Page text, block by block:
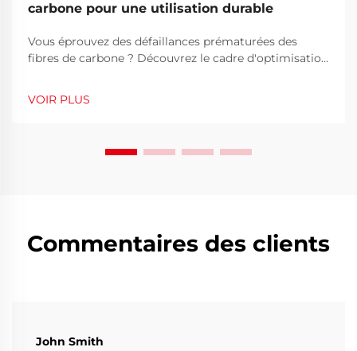
carbone pour une utilisation durable
Vous éprouvez des défaillances prématurées des
fibres de carbone ? Découvrez le cadre d'optimisation
durée de vie, la fiabilité et le retour sur investissement
VOIR PLUS
Commentaires des clients
John Smith